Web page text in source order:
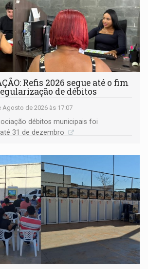
Refis 2026 segue até o fim
de débitos
Agosto de 2026 às 17:07
débitos municipais foi
31 de dezembro